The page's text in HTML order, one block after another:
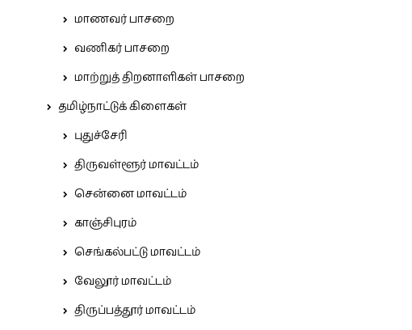
மாணவர் பாசறை
வணிகர் பாசறை
மாற்றுத் திறனாளிகள் பாசறை
தமிழ்நாட்டுக் கிளைகள்
புதுச்சேரி
திருவள்ளூர் மாவட்டம்
சென்னை மாவட்டம்
காஞ்சிபுரம்
செங்கல்பட்டு மாவட்டம்
வேலூர் மாவட்டம்
திருப்பத்தூர் மாவட்டம்